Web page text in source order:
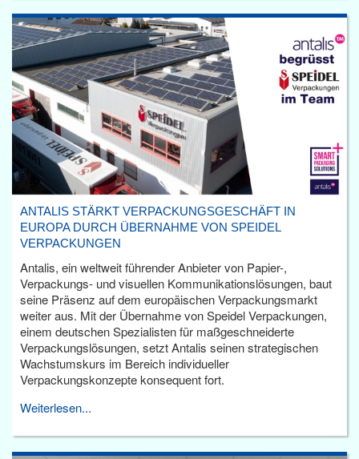
ANTALIS STÄRKT VERPACKUNGSGESCHÄFT IN
EUROPA DURCH ÜBERNAHME VON SPEIDEL
VERPACKUNGEN
Antalis, ein weltweit führender Anbieter von Papier-,
Verpackungs- und visuellen Kommunikationslösungen, baut
seine Präsenz auf dem europäischen Verpackungsmarkt
weiter aus. Mit der Übernahme von Speidel Verpackungen,
einem deutschen Spezialisten für maßgeschneiderte
Verpackungslösungen, setzt Antalis seinen strategischen
Wachstumskurs im Bereich individueller
Verpackungskonzepte konsequent fort.
Weiterlesen...